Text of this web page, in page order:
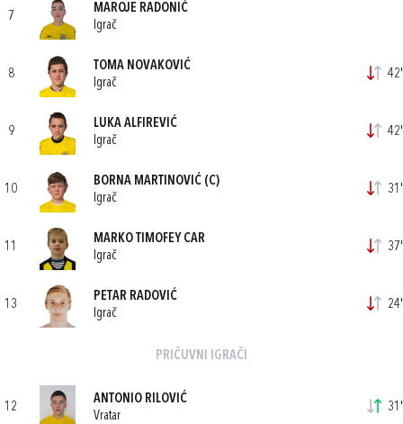
7
MAROJE RADONIĆ
Igrač
8
TOMA NOVAKOVIĆ
Igrač
42'
9
LUKA ALFIREVIĆ
Igrač
42'
10
BORNA MARTINOVIĆ (C)
Igrač
31'
11
MARKO TIMOFEY CAR
Igrač
37'
13
PETAR RADOVIĆ
Igrač
24'
PRIČUVNI IGRAČI
12
ANTONIO RILOVIĆ
Vratar
31'